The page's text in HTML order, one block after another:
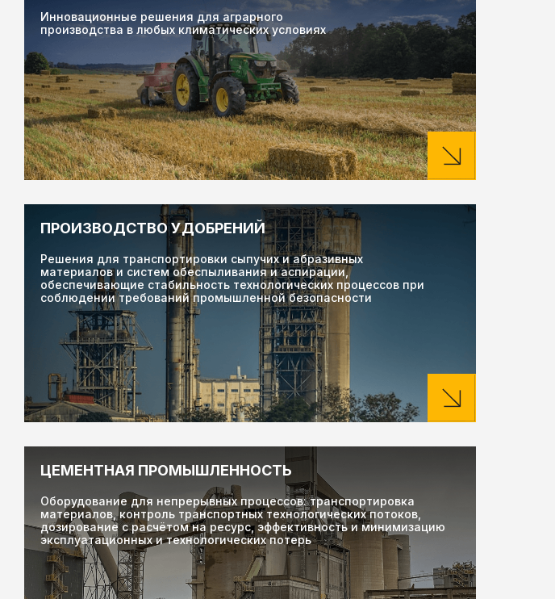
Инновационные решения для аграрного
производства в любых климатических условиях
Решения для транспортировки сыпучих и абразивных
материалов и систем обеспыливания и аспирации,
обеспечивающие стабильность технологических процессов при
соблюдении требований промышленной безопасности
ПРОИЗВОДСТВО УДОБРЕНИЙ
Оборудование для непрерывных процессов: транспортировка
материалов, контроль транспортных технологических потоков,
дозирование с расчётом на ресурс, эффективность и минимизацию
эксплуатационных и технологических потерь
ЦЕМЕНТНАЯ ПРОМЫШЛЕННОСТЬ